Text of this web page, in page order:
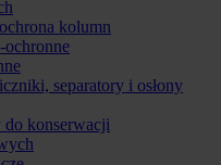
kolumn
separatory i osłony
do konserwacji